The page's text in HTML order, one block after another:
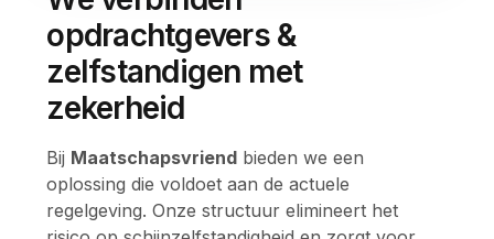
opdrachtgevers &
zelfstandigen met
zekerheid
Bij Maatschapsvriend bieden we een
oplossing die voldoet aan de actuele
regelgeving. Onze structuur elimineert het